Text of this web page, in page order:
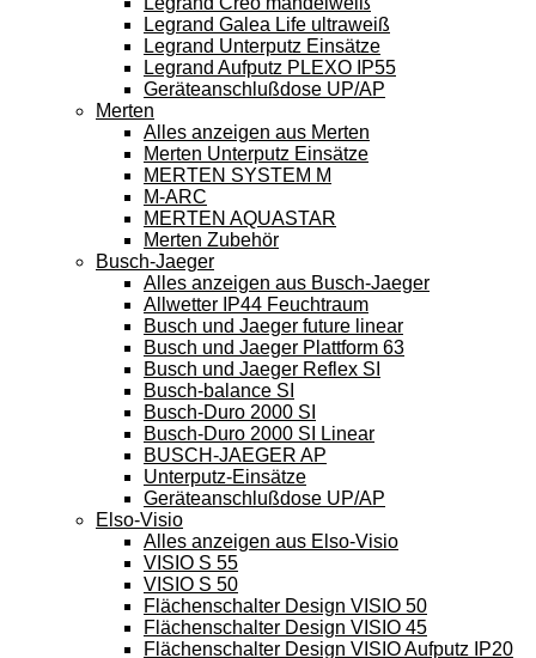
Legrand Galea Life ultraweiß
Legrand Unterputz Einsätze
Legrand Aufputz PLEXO IP55
Geräteanschlußdose UP/AP
Merten
Alles anzeigen aus Merten
Merten Unterputz Einsätze
MERTEN SYSTEM M
M-ARC
MERTEN AQUASTAR
Merten Zubehör
Busch-Jaeger
Alles anzeigen aus Busch-Jaeger
Allwetter IP44 Feuchtraum
Busch und Jaeger future linear
Busch und Jaeger Plattform 63
Busch und Jaeger Reflex SI
Busch-balance SI
Busch-Duro 2000 SI
Busch-Duro 2000 SI Linear
BUSCH-JAEGER AP
Unterputz-Einsätze
Geräteanschlußdose UP/AP
Elso-Visio
Alles anzeigen aus Elso-Visio
VISIO S 55
VISIO S 50
Flächenschalter Design VISIO 50
Flächenschalter Design VISIO 45
Flächenschalter Design VISIO Aufputz IP20